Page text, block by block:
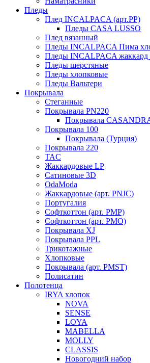
Пледы
Плед INCALPACA (арт.PP)
Пледы CASA LUSSO
Плед вязанный
Пледы INCALPACA Пима
Пледы INCALPACA жаккард
Пледы шерстяные
Пледы хлопковые
Пледы Вальтери
Покрывала
Стеганные
Покрывала PN220
Покрывала
Покрывала 100
Покрывала (Турция)
Покрывала 220
TAC
Жаккардовые LP
Сатиновые 3D
OdaModa
Жаккардовые (арт. PNJC)
Португалия
Софткоттон (арт. PMP)
Софткоттон (арт. PMO)
Покрывала XJ
Покрывала PPL
Трикотажные
Хлопковые
Покрывала (арт. PMST)
Полисатин
Полотенца
IRYA хлопок
NOVA
SENSE
LOYA
MABELLA
MOLLY
CLASSIS
Новогодний набор